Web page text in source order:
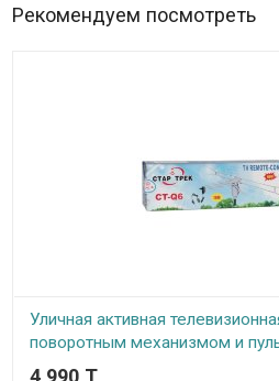
Рекомендуем посмотреть
Уличная активная
поворотным механизмом и
управления, CT-Q6
4 990 T